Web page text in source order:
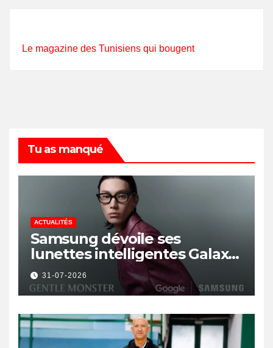
Le magazine des Tunisiens qui bougent
Tu as manqué
ACTUALITÉS
Samsung dévoile ses
lunettes intelligentes Galaxy
avec IA et Gemini
31-07-2026